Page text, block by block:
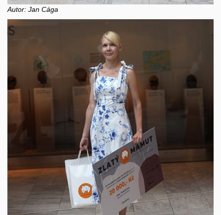
Autor: Jan Cága